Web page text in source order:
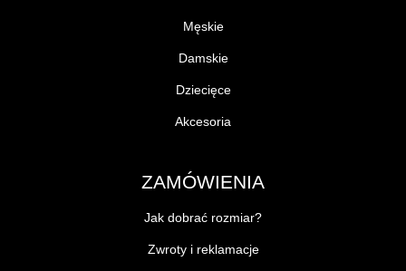
Męskie
Damskie
Dziecięce
Akcesoria
ZAMÓWIENIA
Jak dobrać rozmiar?
Zwroty i reklamacje